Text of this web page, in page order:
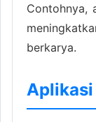
Contohnya,
berkarya.
Aplikasi